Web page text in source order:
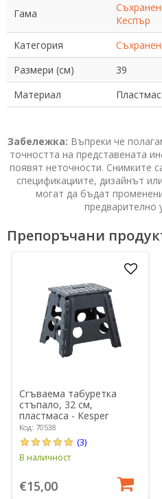
Гама
Кеспър
Категория
Размери (см)
39
Материал
Забележка: Въпреки че
точността на представената
появят неточности. Снимките
спецификациите, дизайнът
могат да бъдат
предварително
Препоръчани
Сгъваема табуретка
стъпало, 32 см,
пластмаса - Kesper
Код: 70538
(3)
В наличност
€15,00